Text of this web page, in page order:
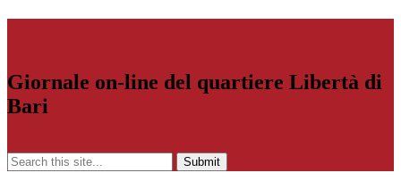
Giornale on-line del quartiere Libertà di
Bari